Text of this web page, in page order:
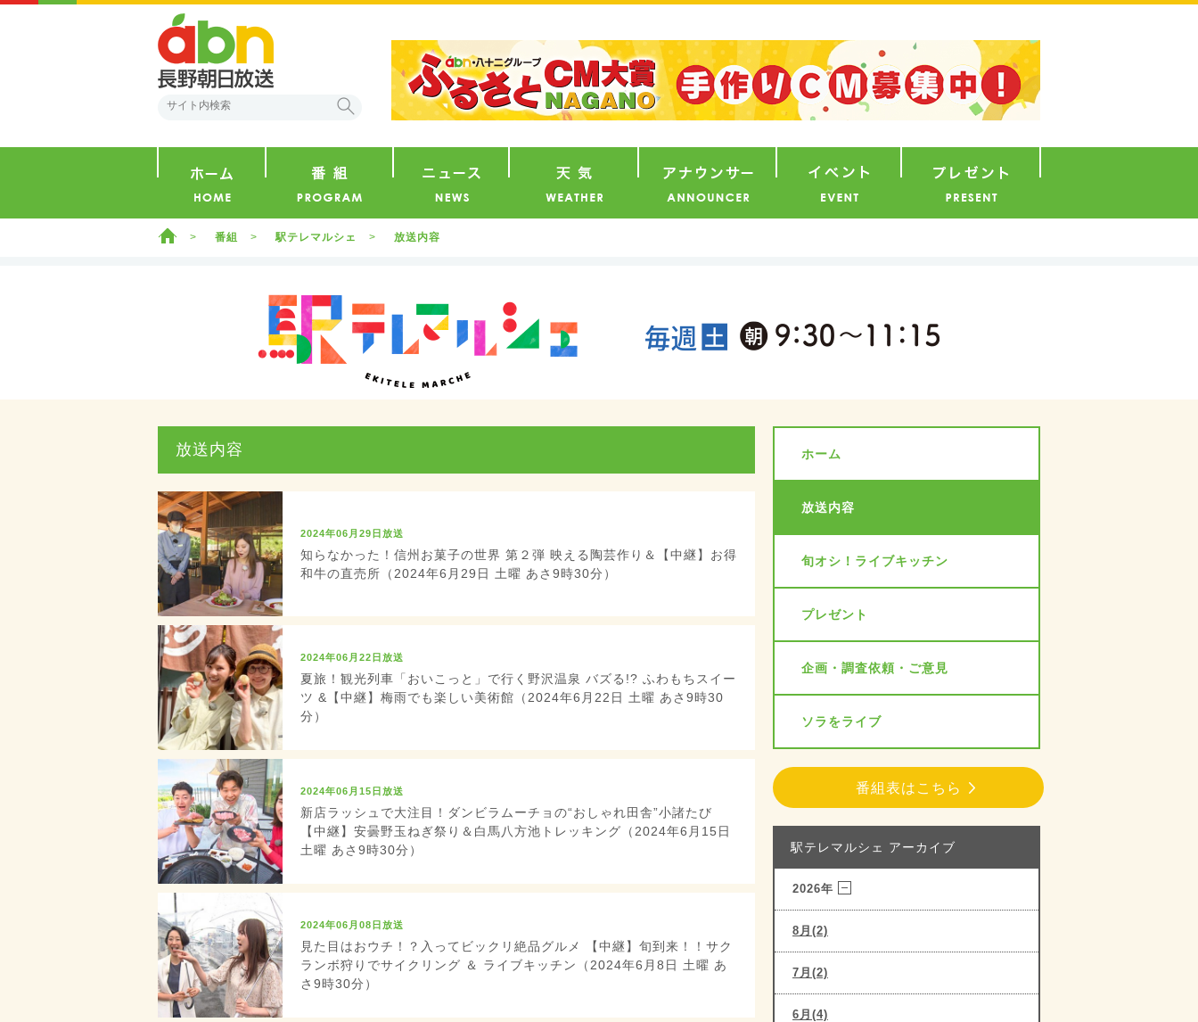
ホーム 番組 駅テレマルシェ 放送内容
放送内容
2024年06月29日放送
知らなかった！信州お菓子の世界 第２弾 映える陶芸作り＆【中継】お得
和牛の直売所（2024年6月29日 土曜 あさ9時30分）
2024年06月22日放送
夏旅！観光列車「おいこっと」で行く野沢温泉 バズる!? ふわもちスイー
ツ &【中継】梅雨でも楽しい美術館（2024年6月22日 土曜 あさ9時30
分）
2024年06月15日放送
新店ラッシュで大注目！ダンビラムーチョの“おしゃれ田舎”小諸たび
【中継】安曇野玉ねぎ祭り＆白馬八方池トレッキング（2024年6月15日
土曜 あさ9時30分）
2024年06月08日放送
見た目はおウチ！？入ってビックリ絶品グルメ 【中継】旬到来！！サク
ランボ狩りでサイクリング ＆ ライブキッチン（2024年6月8日 土曜 あ
さ9時30分）
ホーム
放送内容
旬オシ！ライブキッチン
プレゼント
企画・調査依頼・ご意見
ソラをライブ
番組表はこちら
駅テレマルシェ アーカイブ
2026年
8月(2)
7月(2)
6月(4)